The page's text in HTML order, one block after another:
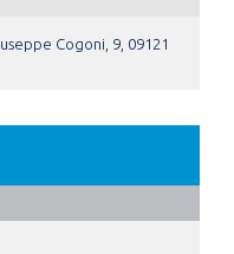
Cogoni, 9, 09121